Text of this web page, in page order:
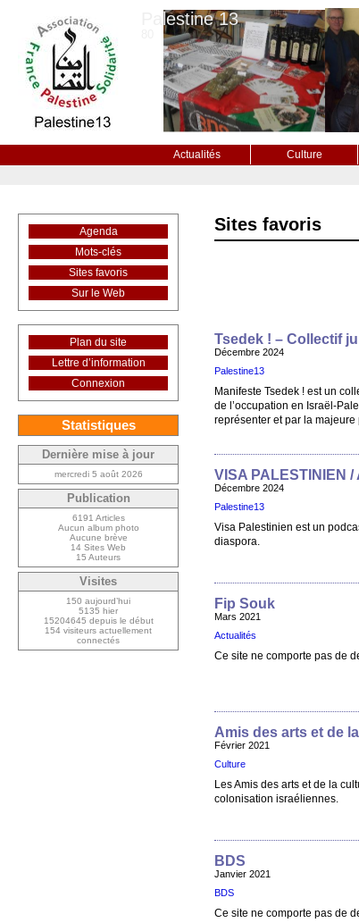
Palestine 13
Actualités Culture
Sites favoris
Tsedek ! – Collectif
Décembre 2024
Palestine13
Manifeste Tsedek ! est un
de l’occupation en Israël-
représenter et par la
VISA PALESTINIEN /
Décembre 2024
Palestine13
Visa Palestinien est un
diaspora.
Fip Souk
Mars 2021
Actualités
Ce site ne comporte pas de
Amis des arts et de
Février 2021
Culture
Les Amis des arts et de la
colonisation israéliennes.
BDS
Janvier 2021
BDS
Ce site ne comporte pas de
Agenda
Mots-clés
Sites favoris
Sur le Web
Plan du site
Lettre d’information
Connexion
Statistiques
Dernière mise à jour
mercredi 5 août 2026
Publication
6191 Articles
Aucun album photo
Aucune brève
14 Sites Web
15 Auteurs
Visites
150 aujourd’hui
5135 hier
15204645 depuis le début
154 visiteurs actuellement
connectés